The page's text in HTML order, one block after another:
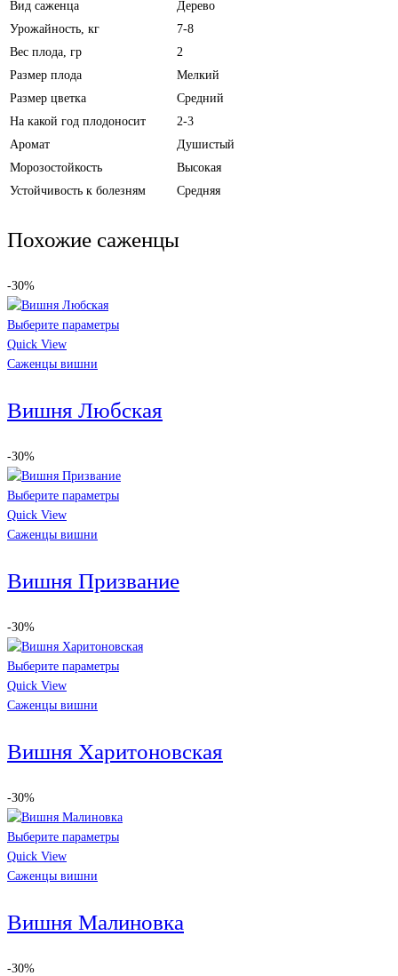
Вид саженца
Дерево
Урожайность, кг
7-8
Вес плода, гр
2
Размер плода
Мелкий
Размер цветка
Средний
На какой год плодоносит
2-3
Аромат
Душистый
Морозостойкость
Высокая
Устойчивость к болезням
Средняя
Похожие саженцы
-30%
Выберите параметры
Quick View
Саженцы вишни
Вишня Любская
-30%
Выберите параметры
Quick View
Саженцы вишни
Вишня Призвание
-30%
Выберите параметры
Quick View
Саженцы вишни
Вишня Харитоновская
-30%
Выберите параметры
Quick View
Саженцы вишни
Вишня Малиновка
-30%